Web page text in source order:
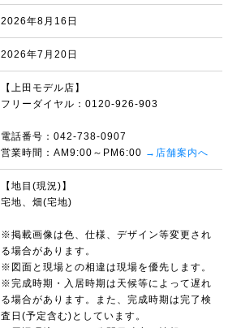
2026年8月16日
2026年7月20日
【上田モデル店】
フリーダイヤル：0120-926-903
電話番号：042-738-0907
営業時間：AM9:00～PM6:00 →店舗案内へ
【地目(現況)】
宅地、畑(宅地)
※掲載画像は色、仕様、デザイン等変更され
る場合があります。
※図面と現場との相違は現場を優先します。
※完成時期・入居時期は天候等によって遅れ
る場合があります。また、完成時期は完了検
査日(予定含む)としています。